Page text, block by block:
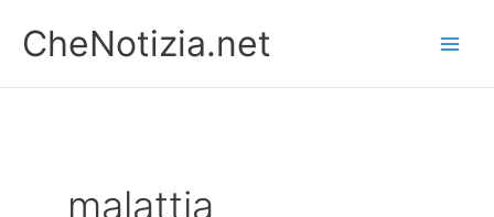
contenuto
CheNotizia.net
malattia